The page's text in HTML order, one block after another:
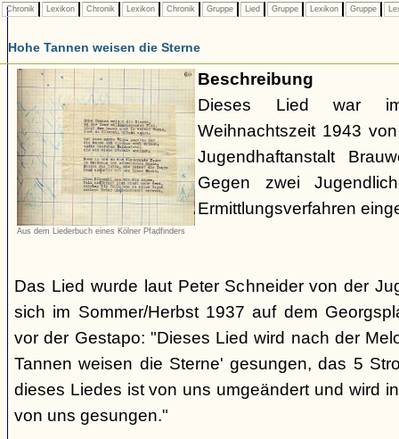
Chronik Lexikon Chronik Lexikon Chronik Gruppe Lied Gruppe Lexikon Gruppe
Hohe Tannen weisen die Sterne
Aus dem Liederbuch eines Kölner Pfadfinders
Beschreibung
Dieses Lied war
Weihnachtszeit 1943
Jugendhaftanstalt
Gegen zwei
Ermittlungsverfahren
Das Lied wurde laut Peter Schneider von der
sich im Sommer/Herbst 1937 auf dem
vor der Gestapo: "Dieses Lied wird nach der
Tannen weisen die Sterne' gesungen, das 5
dieses Liedes ist von uns umgeändert und wird
von uns gesungen."